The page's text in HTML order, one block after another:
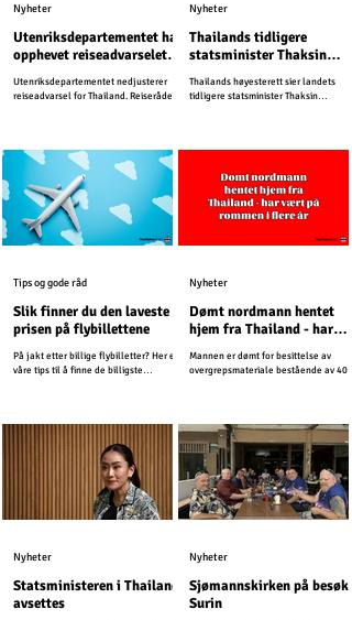
Utenriksdepartementet har
opphevet reiseadvarselet
og Ubon Ratchathani
Utenriksdepartementet nedjusterer
reiseadvarsel for Thailand. Reiserådet
Nyheter
Thailands tidligere
statsminister Thaksin
i fengsel
Thailands høyesterett sier landets
tidligere statsminister Thaksin
Nyheter
Slik finner du den laveste
prisen på flybillettene
På jakt etter billige flybilletter? Her er
våre tips til å finne de billigste
Tips og gode råd
Dømt nordmann hentet
hjem fra Thailand - har
Mannen er dømt for besittelse av
overgrepsmateriale bestående av 4000
Nyheter
Statsministeren i Thailand
avsettes
Nyheter
Sjømannskirken på besøk i
Surin
Nyheter